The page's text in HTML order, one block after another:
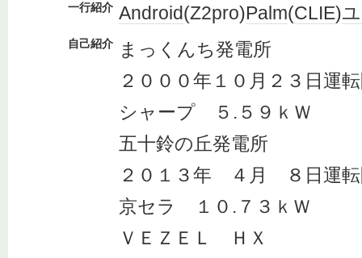
一行紹介 Android(Z2pro)Palm(CLIE)
自己紹介
まっくんち発電所
２０００年１０月２３日運
シャープ ５.５９ｋＷ
五十鈴の丘発電所
２０１３年 ４月 ８日運転
京セラ １０.７３ｋＷ
ＶＥＺＥＬ ＨＸ